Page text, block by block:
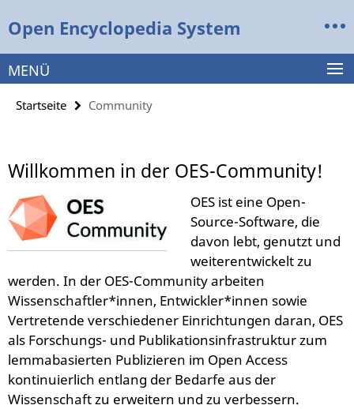
direkt
Inhalt
Open Encyclopedia System
Service-
Navigation
MENÜ
Startseite Community
Willkommen in der OES-Community!
OES ist eine Open-
Source-Software, die
davon lebt, genutzt und
weiterentwickelt zu
werden. In der OES-Community arbeiten
Wissenschaftler*innen, Entwickler*innen sowie
Vertretende verschiedener Einrichtungen daran, OES
als Forschungs- und Publikationsinfrastruktur zum
lemmabasierten Publizieren im Open Access
kontinuierlich entlang der Bedarfe aus der
Wissenschaft zu erweitern und zu verbessern.